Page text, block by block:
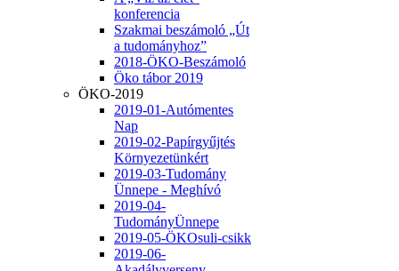
konferencia
Szakmai beszámoló „Út
a tudományhoz”
2018-ÖKO-Beszámoló
Öko tábor 2019
ÖKO-2019
2019-01-Autómentes
Nap
2019-02-Papírgyűjtés
Környezetünkért
2019-03-Tudomány
Ünnepe - Meghívó
2019-04-
TudományÜnnepe
2019-05-ÖKOsuli-csikk
2019-06-